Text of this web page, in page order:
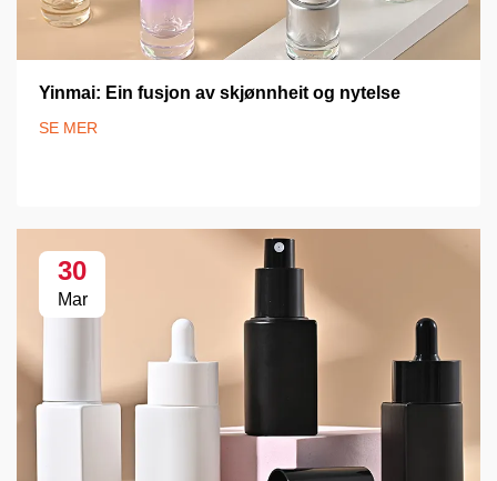
Yinmai: Ein fusjon av skjønnheit og nytelse
SE MER
30
Mar